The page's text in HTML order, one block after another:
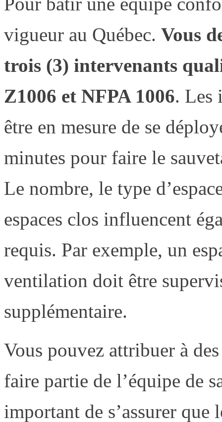
vigueur au Québec. Vous
trois (3) intervenants
Z1006 et NFPA 1006. Les
être en mesure de se
minutes pour faire le
Le nombre, le type
espaces clos influencent
requis. Par exemple, un
ventilation doit être
supplémentaire.
Vous pouvez attribuer à
faire partie de l’équipe de
important de s’assurer